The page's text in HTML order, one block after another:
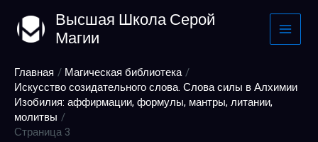
содержимому
Высшая Школа Серой
Магии
Главная
Магическая библиотека
Искусство созидательного слова. Слова силы в Алхимии
Изобилия: аффирмации, формулы, мантры, литании,
молитвы
Страница 3